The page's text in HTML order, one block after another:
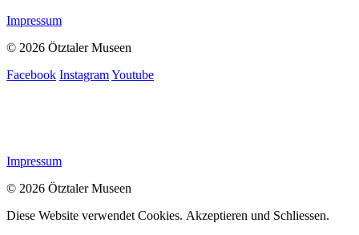
Impressum
© 2026 Ötztaler Museen
Facebook InstagramYoutube
Impressum
© 2026 Ötztaler Museen
Diese Website verwendet Cookies. Akzeptieren und Schliessen.